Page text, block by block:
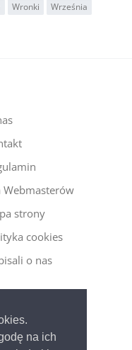
na ich
Wronki
Września
Webmasterów
strony
cookies
o nas
i